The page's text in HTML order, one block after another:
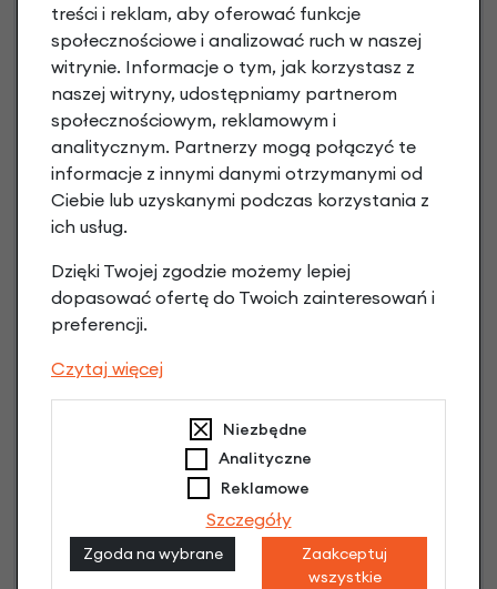
Dostępne propozycje
Jak kupić nae-raty?
Raty 0%
Raty do 60 miesięcy
Poznaj szczegóły
treści i reklam, aby oferować funkcje
społecznościowe i analizować ruch w naszej
witrynie. Informacje o tym, jak korzystasz z
naszej witryny, udostępniamy partnerom
społecznościowym, reklamowym i
analitycznym. Partnerzy mogą połączyć te
informacje z innymi danymi otrzymanymi od
Ciebie lub uzyskanymi podczas korzystania z
ich usług.
Dzięki Twojej zgodzie możemy lepiej
dopasować ofertę do Twoich zainteresowań i
preferencji.
Czytaj więcej
Niezbędne
Analityczne
Reklamowe
Szczegóły
Zgoda na wybrane
Zaakceptuj
wszystkie